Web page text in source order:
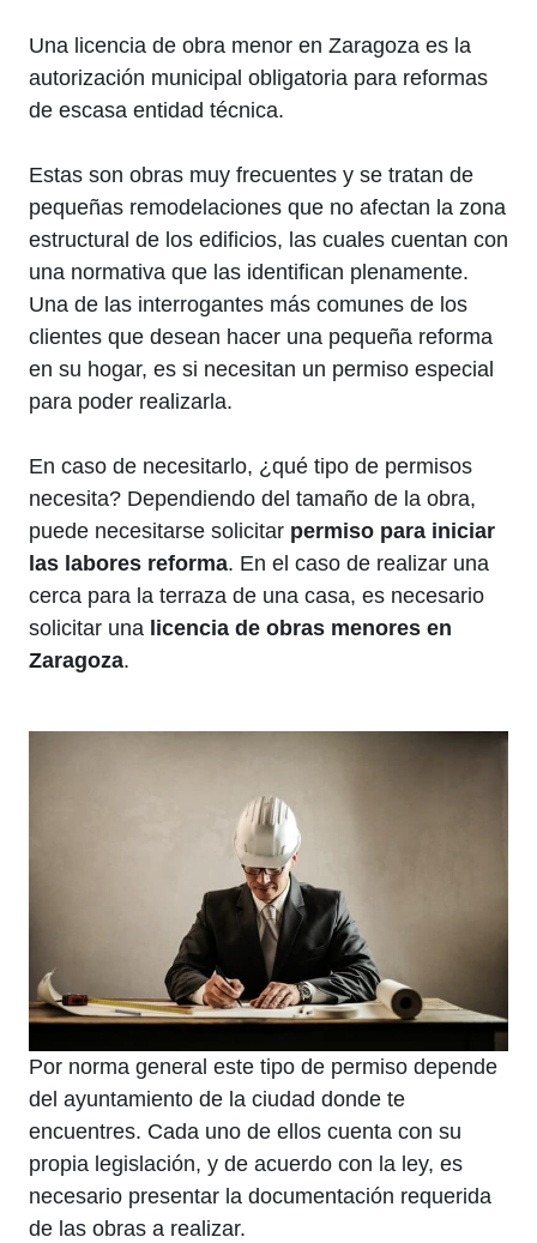
Una licencia de obra menor en Zaragoza es la
autorización municipal obligatoria para reformas
de escasa entidad técnica.
Estas son obras muy frecuentes y se tratan de
pequeñas remodelaciones que no afectan la zona
estructural de los edificios, las cuales cuentan con
una normativa que las identifican plenamente.
Una de las interrogantes más comunes de los
clientes que desean hacer una pequeña reforma
en su hogar, es si necesitan un permiso especial
para poder realizarla.
En caso de necesitarlo, ¿qué tipo de permisos
necesita? Dependiendo del tamaño de la obra,
puede necesitarse solicitar permiso para iniciar
las labores reforma. En el caso de realizar una
cerca para la terraza de una casa, es necesario
solicitar una licencia de obras menores en
Zaragoza.
Por norma general este tipo de permiso depende
del ayuntamiento de la ciudad donde te
encuentres. Cada uno de ellos cuenta con su
propia legislación, y de acuerdo con la ley, es
necesario presentar la documentación requerida
de las obras a realizar.